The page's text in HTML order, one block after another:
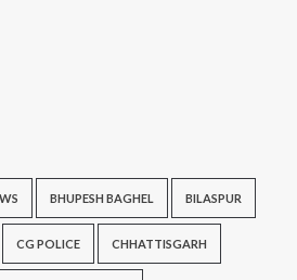
BHUPESH BAGHEL BILASPUR
CG POLICE CHHATTISGARH